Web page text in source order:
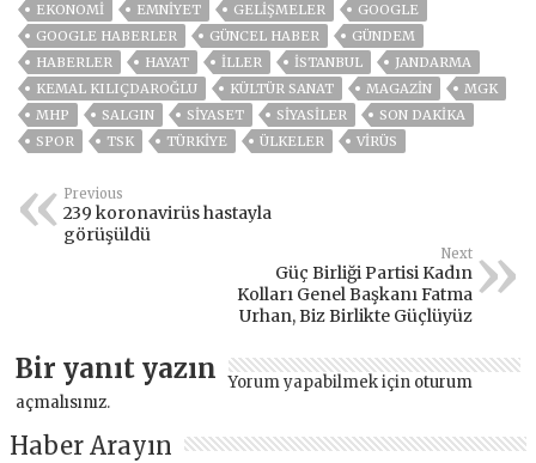
EKONOMİ
EMNİYET GELIŞMELER
GOOGLE
GOOGLE HABERLER
GÜNCEL HABER
GÜNDEM
HABERLER
HAYAT İLLER ISTANBUL
JANDARMA
KEMAL KILIÇDAROĞLU
KÜLTÜR SANAT MAGAZİN
MGK
MHP
SALGIN SİYASET SİYASİLER
SON DAKIKA
SPOR
TSK TÜRKİYE ÜLKELER VIRÜS
Previous
239 koronavirüs hastayla
görüşüldü
Next
Güç Birliği Partisi Kadın
Kolları Genel Başkanı Fatma
Urhan, Biz Birlikte Güçlüyüz
Bir yanıt yazın Yorum yapabilmek için oturum
açmalısınız.
Haber Arayın